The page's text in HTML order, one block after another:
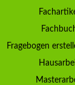
Fragebogen